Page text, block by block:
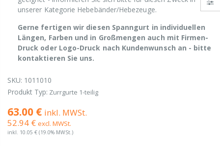
unserer Kategorie Hebebänder/Hebezeuge.
Gerne fertigen wir diesen Spanngurt in individuellen
Längen, Farben und in Großmengen auch mit Firmen-
Druck oder Logo-Druck nach Kundenwunsch an - bitte
kontaktieren Sie uns.
SKU: 1011010
Produkt Typ: Zurrgurte 1-teilig
63.00 € inkl. MWSt.
52.94 € excl. MWSt.
inkl. 10.05 € (19.0% MWSt.)